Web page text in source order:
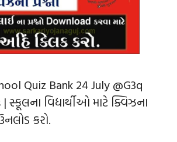
Quiz Bank 24 July @G3q
સ્કૂલના વિદ્યાર્થીઓ માટે ક્વિઝના
કરો.